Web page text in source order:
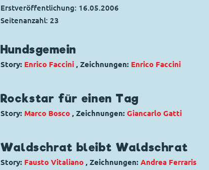
Erstveröffentlichung: 16.05.2006
Seitenanzahl: 23
Hundsgemein
Story: Enrico Faccini, Zeichnungen: Enrico Faccini
Charaktere:Donald Duck,Dussel Duck
Originaltitel: Paperoga e la disfida canina
Erstveröffentlichung:14.12.2010
Rockstar für einen Tag
Story: Marco Bosco, Zeichnungen: Giancarlo Gatti
Charaktere:Donald Duck ,Dussel Duck, Tick, Trick und Track
Waldschrat bleibt Waldschrat
Story: Fausto Vitaliano, Zeichnungen: Andrea Ferraris